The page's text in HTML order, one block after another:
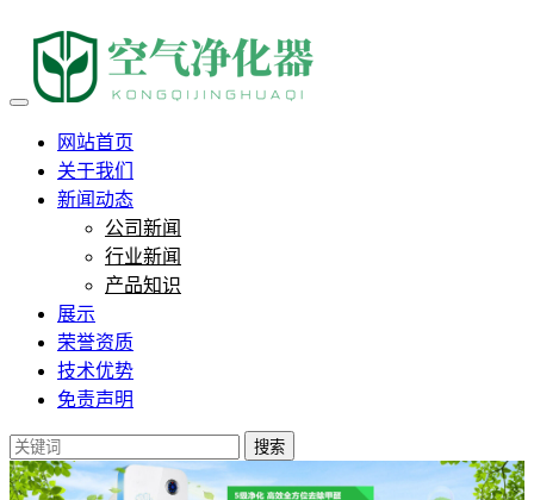
负离子净化器踩坑实录：科技
网站首页
关于我们
新闻动态
公司新闻
行业新闻
产品知识
展示
荣誉资质
技术优势
免责声明
搜索